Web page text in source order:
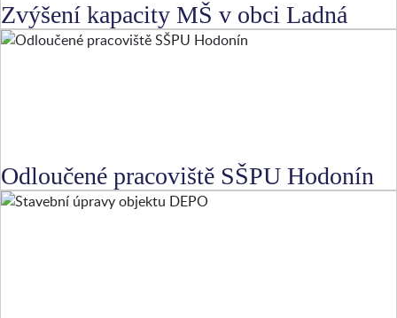
Zvýšení kapacity MŠ v obci Ladná
Odloučené pracoviště SŠPU Hodonín